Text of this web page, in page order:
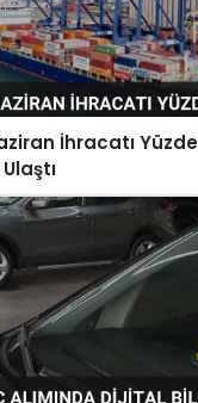
İhracatı Yüzde